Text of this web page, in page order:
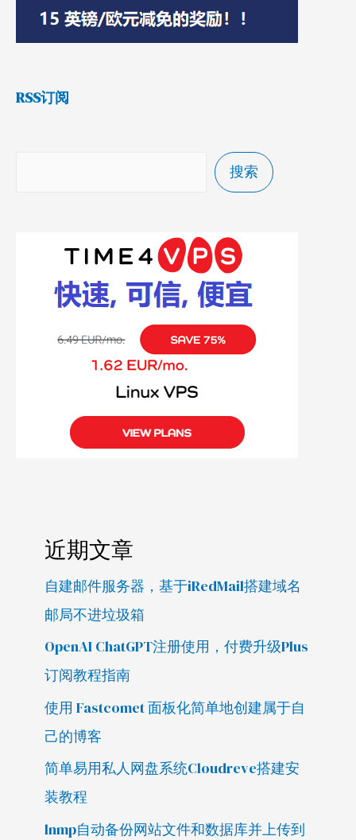
RSS订阅
搜索
近期文章
自建邮件服务器，基于iRedMail搭建域名
邮局不进垃圾箱
OpenAI ChatGPT注册使用，付费升级Plus
订阅教程指南
使用 Fastcomet 面板化简单地创建属于自
己的博客
简单易用私人网盘系统Cloudreve搭建安
装教程
lnmp自动备份网站文件和数据库并上传到